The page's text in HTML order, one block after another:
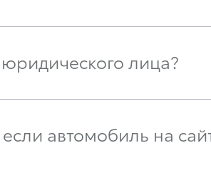
лица?
автомобиль на